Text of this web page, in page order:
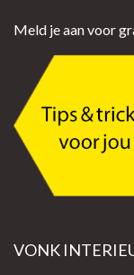
Meld je aan voor
VONK